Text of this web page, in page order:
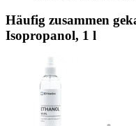
Häufig zusammen
Isopropanol, 1 l